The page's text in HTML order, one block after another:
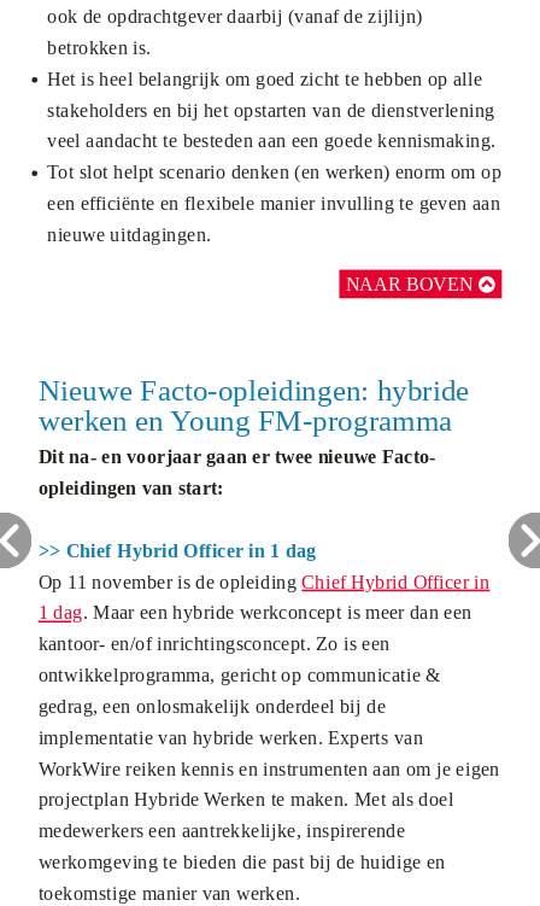
ook de opdrachtgever daarbij (vanaf de zijlijn)
betrokken is.
Het is heel belangrijk om goed zicht te hebben op alle
stakeholders en bij het opstarten van de dienstverlening
veel aandacht te besteden aan een goede kennismaking.
Tot slot helpt scenario denken (en werken) enorm om op
een efficiënte en flexibele manier invulling te geven aan
nieuwe uitdagingen.
NAAR BOVEN 
Nieuwe Facto-opleidingen: hybride
werken en Young FM-programma
Dit na- en voorjaar gaan er twee nieuwe Facto-
opleidingen van start:
>> Chief Hybrid Officer in 1 dag
Op 11 november is de opleidingChief Hybrid Officerin
1 dag. Maar een hybride werkconcept is meer dan een
kantoor- en/of inrichtingsconcept. Zo is een
ontwikkelprogramma, gericht op communicatie &
gedrag, een onlosmakelijk onderdeel bij de
implementatie van hybride werken. Experts van
WorkWire reiken kennis en instrumenten aan om je eigen
projectplan Hybride Werken te maken. Met als doel
medewerkers een aantrekkelijke, inspirerende
werkomgeving te bieden die past bij de huidige en
toekomstige manier van werken.